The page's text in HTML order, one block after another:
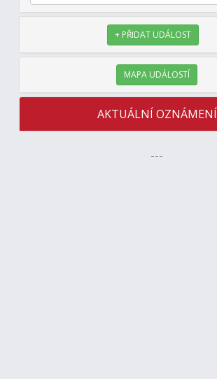
+ PŘIDAT UDÁLOST
MAPA UDÁLOSTÍ
AKTUÁLNÍ OZNÁMENÍ
---